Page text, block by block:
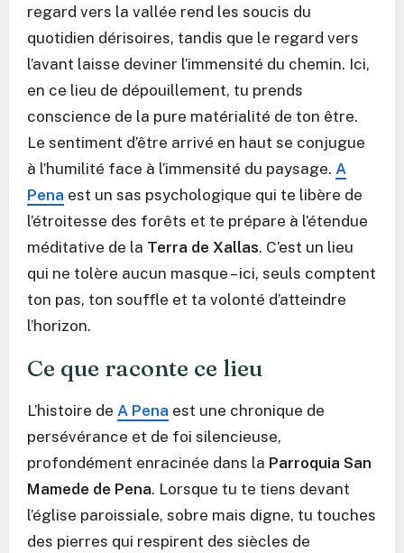
regard vers la vallée rend les soucis du
quotidien dérisoires, tandis que le regard vers
l’avant laisse deviner l’immensité du chemin. Ici,
en ce lieu de dépouillement, tu prends
conscience de la pure matérialité de ton être.
Le sentiment d’être arrivé en haut se conjugue
à l’humilité face à l’immensité du paysage. A
Pena est un sas psychologique qui te libère de
l’étroitesse des forêts et te prépare à l’étendue
méditative de la Terra de Xallas. C’est un lieu
qui ne tolère aucun masque – ici, seuls comptent
ton pas, ton souffle et ta volonté d’atteindre
l’horizon.
Ce que raconte ce lieu
L’histoire de A Pena est une chronique de
persévérance et de foi silencieuse,
profondément enracinée dans la Parroquia San
Mamede de Pena. Lorsque tu te tiens devant
l’église paroissiale, sobre mais digne, tu touches
des pierres qui respirent des siècles de